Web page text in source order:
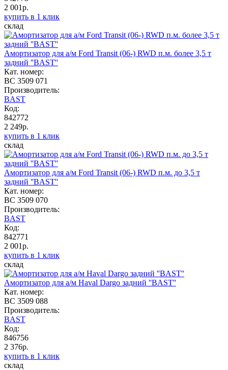
2 001р.
купить в 1 клик
склад
Амортизатор для а/м Ford Transit (06-) RWD п.м. более 3,5 т
задний ''BAST''
Кат. номер:
BC 3509 071
Производитель:
BAST
Код:
842772
2 249р.
купить в 1 клик
склад
Амортизатор для а/м Ford Transit (06-) RWD п.м. до 3,5 т
задний ''BAST''
Кат. номер:
BC 3509 070
Производитель:
BAST
Код:
842771
2 001р.
купить в 1 клик
склад
Амортизатор для а/м Haval Dargo задний ''BAST''
Кат. номер:
BC 3509 088
Производитель:
BAST
Код:
846756
2 376р.
купить в 1 клик
склад